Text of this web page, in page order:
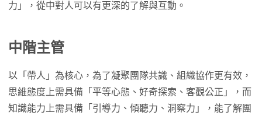
力」，從中對人可以有更深的了解與互動。
中階主管
以「帶人」為核心，為了凝聚團隊共識、組織協作更有效，
思維態度上需具備「平等心態、好奇探索、客觀公正」，而
知識能力上需具備「引導力、傾聽力、洞察力」，能了解團